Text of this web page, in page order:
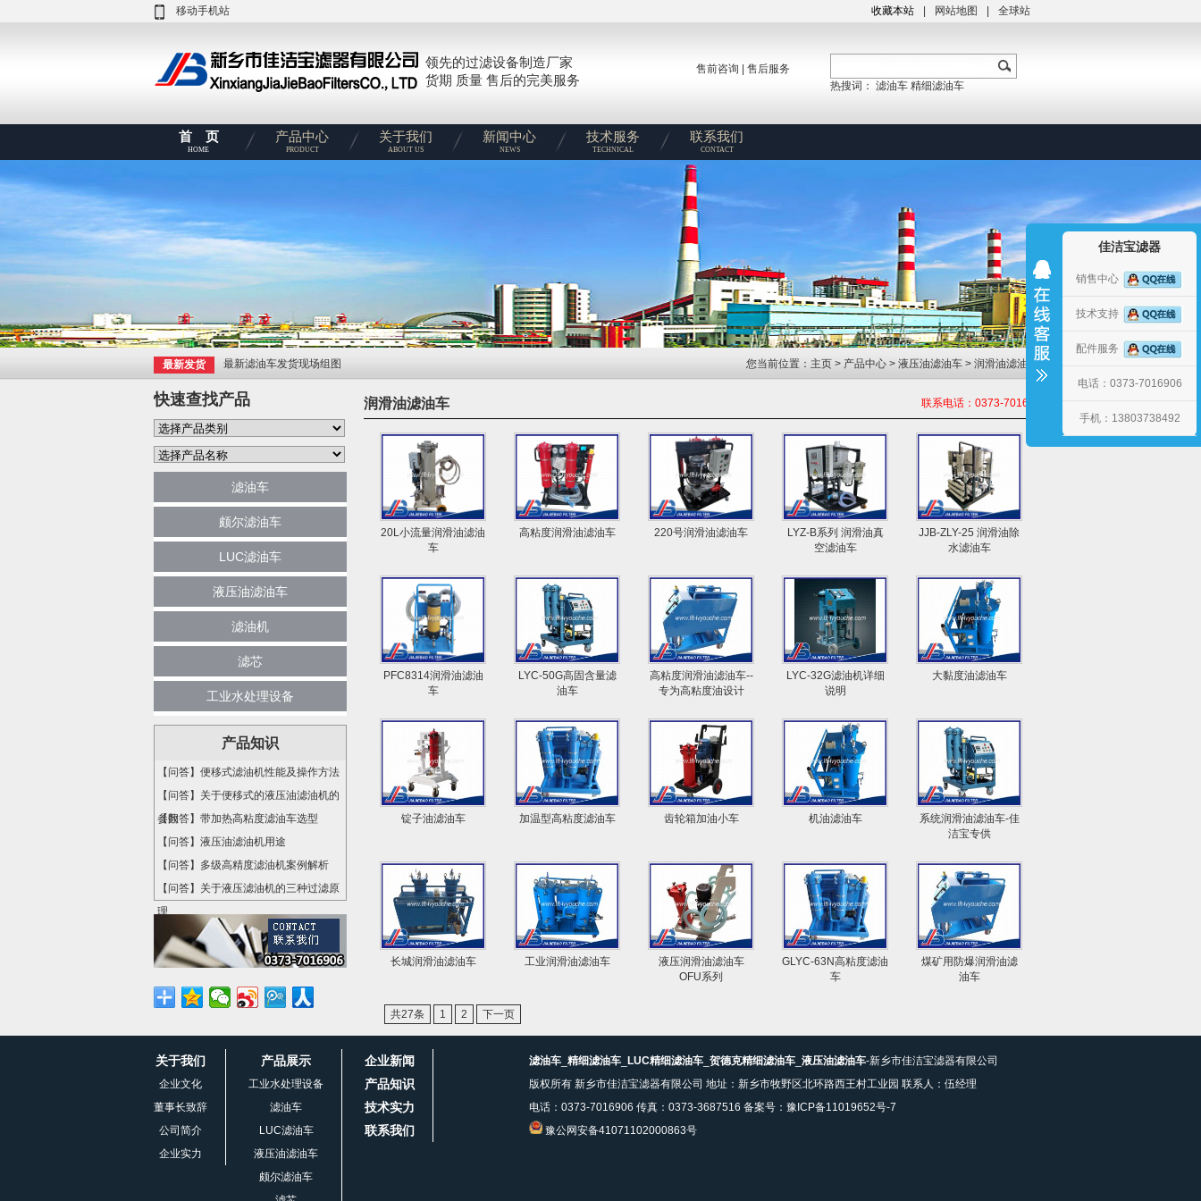
移动手机站 收藏本站 网站地图 全球站
领先的过滤设备制造厂家
货期 质量 售后的完美服务
售前咨询
售后服务
热搜词： 滤油车 精细滤油车
首 页
HOME
产品中心
PRODUCT
关于我们
ABOUT US
新闻中心
NEWS
技术服务
TECHNICAL
联系我们
CONTACT
最新发货 最新滤油车发货现场组图 您当前位置： 主页 > 产品中心 > 液压油滤油车 > 润滑油滤油车>
快速查找产品
滤油车
颇尔滤油车
LUC滤油车
液压油滤油车
滤油机
滤芯
工业水处理设备
产品知识
【问答】便移式滤油机性能及操作方法
【问答】关于便移式的液压油滤油机的
参数
【问答】带加热高粘度滤油车选型
【问答】液压油滤油机用途
【问答】多级高精度滤油机案例解析
【问答】关于液压滤油机的三种过滤原
理
润滑油滤油车 联系电话：0373-7016906
20L小流量润滑油滤油
车
高粘度润滑油滤油车 220号润滑油滤油车
LYZ-B系列 润滑油真
空滤油车
JJB-ZLY-25 润滑油除
水滤油车
PFC8314润滑油滤油
车
LYC-50G高固含量滤
油车
高粘度润滑油滤油车--
专为高粘度油设计
LYC-32G滤油机详细
说明
大黏度油滤油车
锭子油滤油车 加温型高粘度滤油车 齿轮箱加油小车 机油滤油车
系统润滑油滤油车-佳
洁宝专供
长城润滑油滤油车 工业润滑油滤油车
液压润滑油滤油车
OFU系列
GLYC-63N高粘度滤油
车
煤矿用防爆润滑油滤
油车
共27条 1 2 下一页
关于我们
企业文化
董事长致辞
公司简介
企业实力
产品展示
工业水处理设备
滤油车
LUC滤油车
液压油滤油车
颇尔滤油车
企业新闻
产品知识
技术实力
联系我们
滤油车 精细滤油车 LUC精细滤油车 贺德克精细滤油车 液压油滤油车-新乡市佳洁宝滤器有限公司
版权所有 新乡市佳洁宝滤器有限公司 地址：新乡市牧野区北环路西王村工业园 联系人：伍经理
电话：0373-7016906 传真：0373-3687516 备案号： 豫ICP备11019652号-7
豫公网安备41071102000863号
佳洁宝滤器
销售中心
技术支持
配件服务
电话：0373-7016906
手机：13803738492